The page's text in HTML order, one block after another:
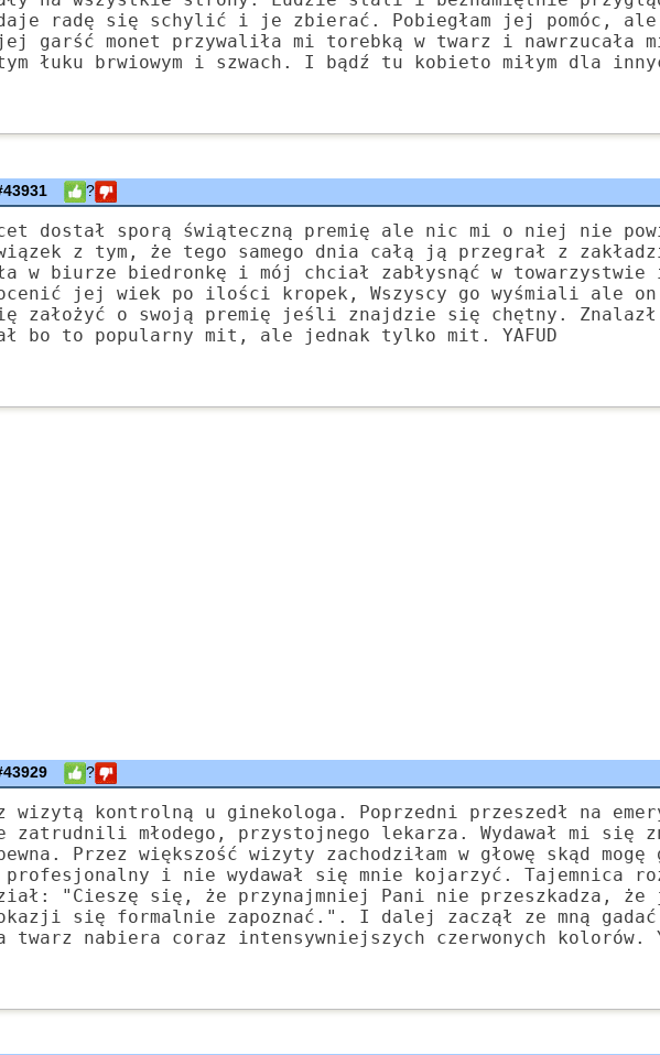
radę się schylić i je zbierać. Pobiegłam jej pomóc, ale
garść monet przywaliła mi torebką w twarz i nawrzucała
łuku brwiowym i szwach. I bądź tu kobieto miłym dla
?
dostał sporą świąteczną premię ale nic mi o niej nie
z tym, że tego samego dnia całą ją przegrał z
w biurze biedronkę i mój chciał zabłysnąć w towarzystwie
ocenić jej wiek po ilości kropek, Wszyscy go wyśmiali ale
założyć o swoją premię jeśli znajdzie się chętny. Znalazł
bo to popularny mit, ale jednak tylko mit. YAFUD
?
z wizytą kontrolną u ginekologa. Poprzedni przeszedł na
zatrudnili młodego, przystojnego lekarza. Wydawał mi się
Przez większość wizyty zachodziłam w głowę skąd
profesjonalny i nie wydawał się mnie kojarzyć. Tajemnica
"Cieszę się, że przynajmniej Pani nie przeszkadza, że
się formalnie zapoznać.". I dalej zaczął ze mną
twarz nabiera coraz intensywniejszych czerwonych kolorów.